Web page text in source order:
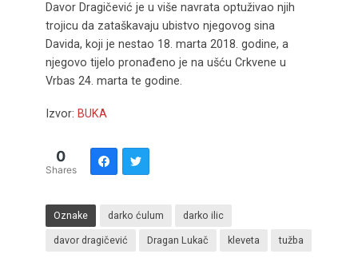
Davor Dragičević je u više navrata optuživao njih
trojicu da zataškavaju ubistvo njegovog sina
Davida, koji je nestao 18. marta 2018. godine, a
njegovo tijelo pronađeno je na ušću Crkvene u
Vrbas 24. marta te godine.
Izvor: BUKA
0
Shares
Oznake darko ćulum darko ilic
davor dragičević Dragan Lukač kleveta tužba